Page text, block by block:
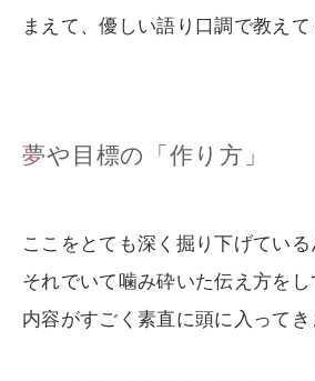
まえて、優しい語り口調で教えて
夢や目標の「作り方」
ここをとても深く掘り下げている
それでいて噛み砕いた伝え方を
内容がすごく素直に頭に入ってき